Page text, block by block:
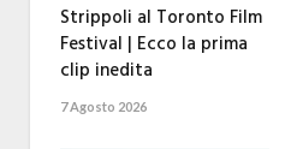
Strippoli al Toronto Film
Festival | Ecco la prima
clip inedita
7 Agosto 2026